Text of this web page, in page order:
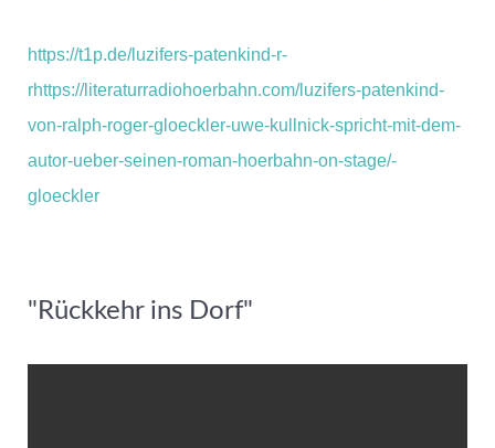
https://t1p.de/luzifers-patenkind-r-
rhttps://literaturradiohoerbahn.com/luzifers-patenkind-
von-ralph-roger-gloeckler-uwe-kullnick-spricht-mit-dem-
autor-ueber-seinen-roman-hoerbahn-on-stage/-
gloeckler
"Rückkehr ins Dorf"